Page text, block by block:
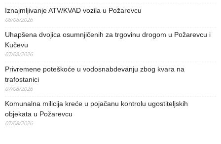
Iznajmljivanje ATV/KVAD vozila u Požarevcu
08/08/2026
Uhapšena dvojica osumnjičenih za trgovinu drogom u Požarevcu i
Kučevu
07/08/2026
Privremene poteškoće u vodosnabdevanju zbog kvara na
trafostanici
07/08/2026
Komunalna milicija kreće u pojačanu kontrolu ugostiteljskih
objekata u Požarevcu
07/08/2026